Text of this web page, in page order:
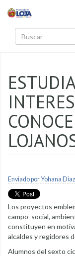
Enviado porYohana Diaz
Los proyectos
campo social,
constituyen en
alcaldes y regidores
Alumnos del sexto